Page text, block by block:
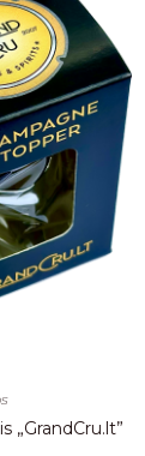
„GrandCru.lt”